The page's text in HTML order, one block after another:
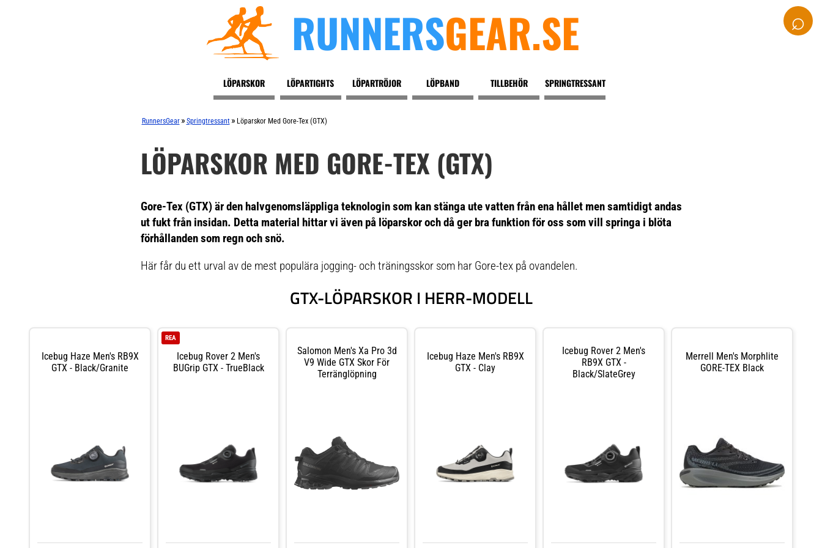
RUNNERSGEAR.SE ⌕
LÖPARSKOR LÖPARTIGHTS LÖPARTRÖJOR LÖPBAND TILLBEHÖR SPRINGTRESSANT
RunnersGear » Springtressant » Löparskor Med Gore-Tex (GTX)
LÖPARSKOR MED GORE-TEX (GTX)
Gore-Tex (GTX) är den halvgenomsläppliga teknologin som kan stänga ute vatten från ena hållet men samtidigt andas
ut fukt från insidan. Detta material hittar vi även på löparskor och då ger bra funktion för oss som vill springa i blöta
förhållanden som regn och snö.
Här får du ett urval av de mest populära jogging- och träningsskor som har Gore-tex på ovandelen.
GTX-LÖPARSKOR I HERR-MODELL
Icebug Haze Men's RB9X
GTX - Black/Granite
Icebug Rover 2 Men's
BUGrip GTX - TrueBlack
REA
Salomon Men's Xa Pro 3d
V9 Wide GTX Skor För
Terränglöpning
Icebug Haze Men's RB9X
GTX - Clay
Icebug Rover 2 Men's
RB9X GTX -
Black/SlateGrey
Merrell Men's Morphlite
GORE-TEX Black